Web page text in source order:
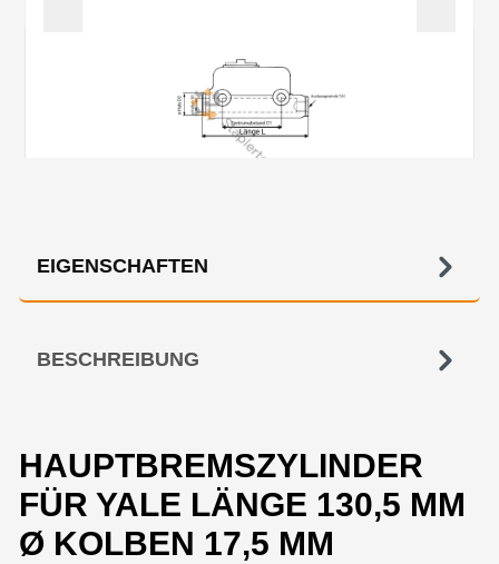
EIGENSCHAFTEN
BESCHREIBUNG
HAUPTBREMSZYLINDER
FÜR YALE LÄNGE 130,5 MM
Ø KOLBEN 17,5 MM